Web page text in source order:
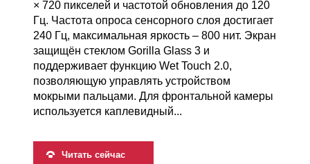
× 720 пикселей и частотой обновления до 120
Гц. Частота опроса сенсорного слоя достигает
240 Гц, максимальная яркость – 800 нит. Экран
защищён стеклом Gorilla Glass 3 и
поддерживает функцию Wet Touch 2.0,
позволяющую управлять устройством
мокрыми пальцами. Для фронтальной камеры
используется каплевидный...
Читать сейчас